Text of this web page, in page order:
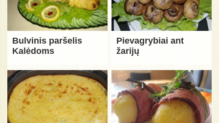
Bulvinis paršelis
Kalėdoms
Pievagrybiai ant
žarijų